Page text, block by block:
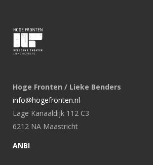
Hoge Fronten / Lieke Benders
info@hogefronten.nl
Lage Kanaaldijk 112 C3
6212 NA Maastricht
ANBI